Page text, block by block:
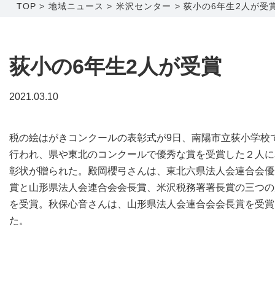
採用情報
お問い合わせ
お申し込み
〒041-0801
北海道函館市桔梗町379-31
0138-34-2525
〒950-1189
新潟県新潟市西区山田2310-39
025-210-1200
営業時間 9:00～18:00
TOP > 地域ニュース > 米沢センター > 荻小の6年生2人が受
荻小の6年生2人が受賞
2021.03.10
税の絵はがきコンクールの表彰式が9日、南陽市立荻小学校
行われ、県や東北のコンクールで優秀な賞を受賞した２人
彰状が贈られた。殿岡櫻弓さんは、東北六県法人会連合会
賞と山形県法人会連合会会長賞、米沢税務署署長賞の三つ
を受賞。秋保心音さんは、山形県法人会連合会会長賞を受
た。